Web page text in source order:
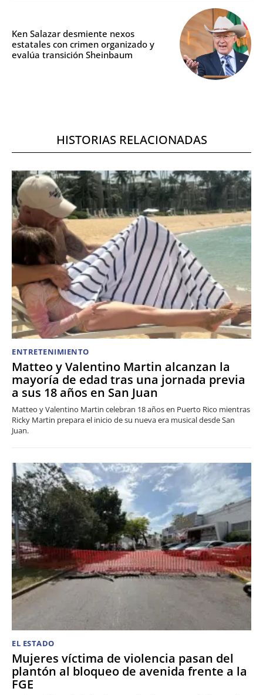
Ken Salazar desmiente nexos
estatales con crimen organizado y
evalúa transición Sheinbaum
HISTORIAS RELACIONADAS
ENTRETENIMIENTO
Matteo y Valentino Martin alcanzan la
mayoría de edad tras una jornada previa
a sus 18 años en San Juan
Matteo y Valentino Martin celebran 18 años en Puerto Rico mientras
Ricky Martin prepara el inicio de su nueva era musical desde San
Juan.
EL ESTADO
Mujeres víctima de violencia pasan del
plantón al bloqueo de avenida frente a la
FGE